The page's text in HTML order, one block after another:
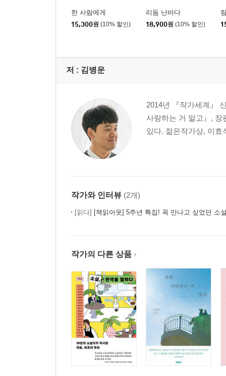
한 사람에게
15,300원 (10% 할인)
리듬 난바다
18,900원 (10% 할인)
저 : 김병운
2014년 『작가세계』
사랑하는 거 말고』, 장
있다. 젊은작가상, 이효
작가와 인터뷰 (2개)
[읽다] [책읽아웃] 5주년 특집! 꼭 만나고 싶었던 소
작가의 다른 상품